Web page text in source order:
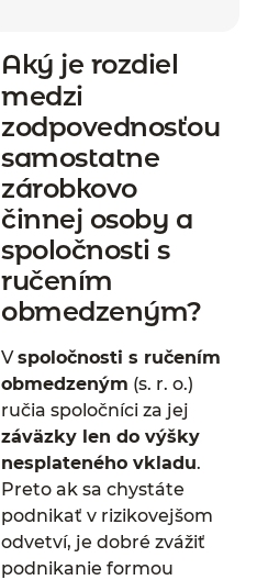
Aký je rozdiel
medzi
zodpovednosťou
samostatne
zárobkovo
činnej osoby a
spoločnosti s
ručením
obmedzeným?
Vspoločnosti s ručením
obmedzeným (s. r. o.)
ručia spoločníci za jej
záväzky len do výšky
nesplateného vkladu.
Preto ak sa chystáte
podnikať v rizikovejšom
odvetví, je dobré zvážiť
podnikanie formou